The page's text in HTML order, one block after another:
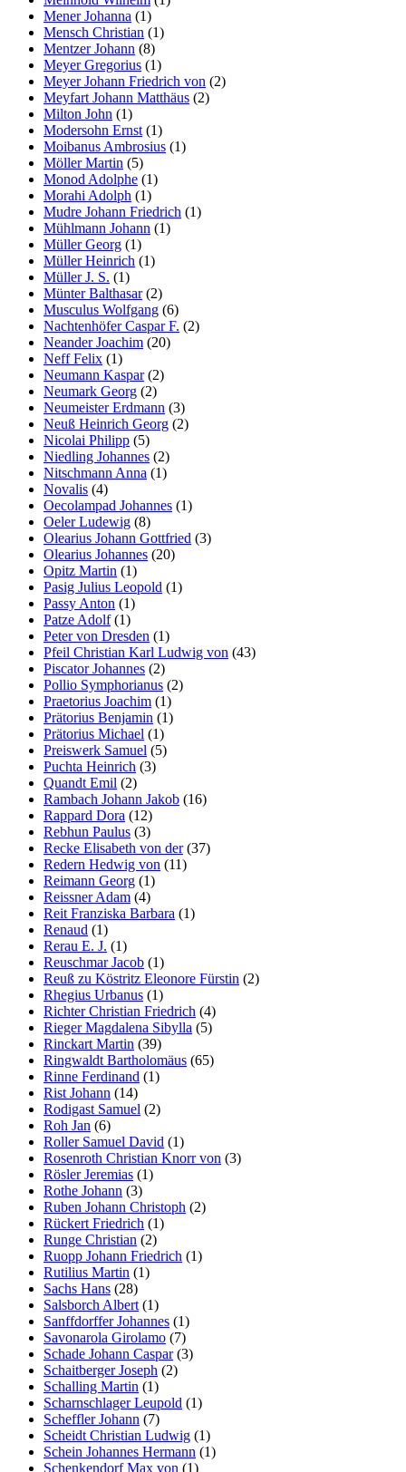
Mener Johanna (1)
Mensch Christian (1)
Mentzer Johann (8)
Meyer Gregorius (1)
Meyer Johann Friedrich von (2)
Meyfart Johann Matthäus (2)
Milton John (1)
Modersohn Ernst(1)
Moibanus Ambrosius (1)
Möller Martin (5)
Monod Adolphe (1)
Morahi Adolph (1)
Mudre Johann Friedrich (1)
Mühlmann Johann (1)
Müller Georg (1)
Müller Heinrich (1)
Müller J. S. (1)
Münter Balthasar(2)
Musculus Wolfgang (6)
Nachtenhöfer Caspar F. (2)
Neander Joachim (20)
Neff Felix (1)
Neumann Kaspar(2)
Neumark Georg (2)
Neumeister Erdmann (3)
Neuß Heinrich Georg (2)
Nicolai Philipp (5)
Niedling Johannes (2)
Nitschmann Anna (1)
Novalis (4)
Oecolampad Johannes (1)
Oeler Ludewig (8)
Olearius Johann Gottfried (3)
Olearius Johannes (20)
Opitz Martin (1)
Pasig Julius Leopold (1)
Passy Anton (1)
Patze Adolf(1)
Peter von Dresden (1)
Pfeil Christian Karl Ludwig von (43)
Piscator Johannes (2)
Pollio Symphorianus (2)
Praetorius Joachim (1)
Prätorius Benjamin (1)
Prätorius Michael (1)
Preiswerk Samuel (5)
Puchta Heinrich (3)
Quandt Emil (2)
Rambach Johann Jakob (16)
Rappard Dora (12)
Rebhun Paulus (3)
Recke Elisabeth von der(37)
Redern Hedwig von (11)
Reimann Georg (1)
Reissner Adam (4)
Reit Franziska Barbara (1)
Renaud (1)
Rerau E. J. (1)
Reuschmar Jacob (1)
Reuß zu Köstritz Eleonore Fürstin (2)
Rhegius Urbanus (1)
Richter Christian Friedrich (4)
Rieger Magdalena Sibylla (5)
Rinckart Martin (39)
Ringwaldt Bartholomäus (65)
Rinne Ferdinand (1)
Rist Johann (14)
Rodigast Samuel (2)
Roh Jan (6)
Roller Samuel David (1)
Rosenroth Christian Knorr von (3)
Rösler Jeremias (1)
Rothe Johann (3)
Ruben Johann Christoph (2)
Rückert Friedrich (1)
Runge Christian (2)
Ruopp Johann Friedrich (1)
Rutilius Martin (1)
Sachs Hans (28)
Salsborch Albert(1)
Sanffdorffer Johannes (1)
Savonarola Girolamo (7)
Schade Johann Caspar(3)
Schaitberger Joseph (2)
Schalling Martin (1)
Scharnschlager Leupold (1)
Scheffler Johann (7)
Scheidt Christian Ludwig (1)
Schein Johannes Hermann (1)
Schenkendorf Max von (1)